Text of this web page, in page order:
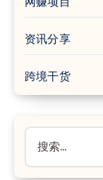
资讯分享
跨境干货
索：